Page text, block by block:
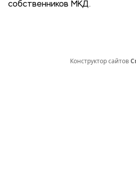
собственников МКД.
Конструктор сайтов